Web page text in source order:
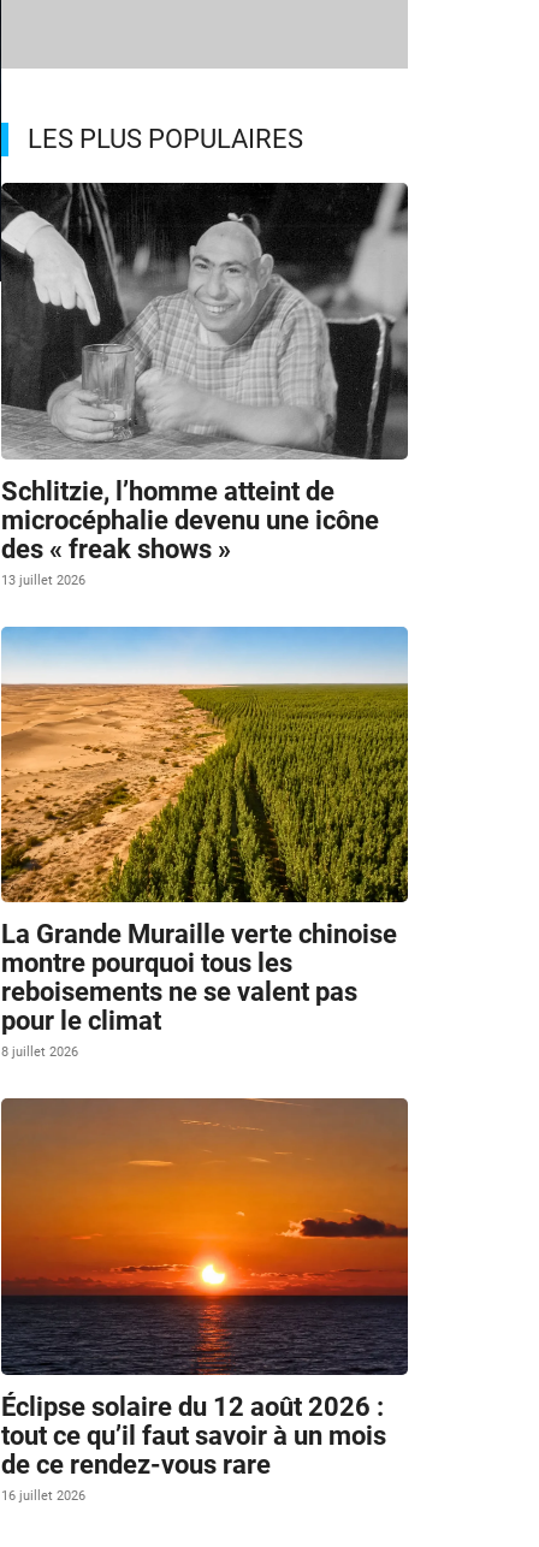
LES PLUS POPULAIRES
Schlitzie, l’homme atteint de
microcéphalie devenu une icône
des « freak shows »
13 juillet 2026
La Grande Muraille verte chinoise
montre pourquoi tous les
reboisements ne se valent pas
pour le climat
8 juillet 2026
Éclipse solaire du 12 août 2026 :
tout ce qu’il faut savoir à un mois
de ce rendez-vous rare
16 juillet 2026